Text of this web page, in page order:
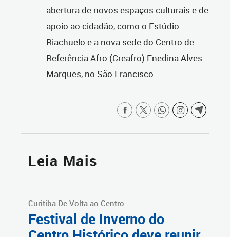
abertura de novos espaços culturais e de
apoio ao cidadão, como o Estúdio
Riachuelo e a nova sede do Centro de
Referência Afro (Creafro) Enedina Alves
Marques, no São Francisco.
Leia Mais
Curitiba De Volta ao Centro
Festival de Inverno do